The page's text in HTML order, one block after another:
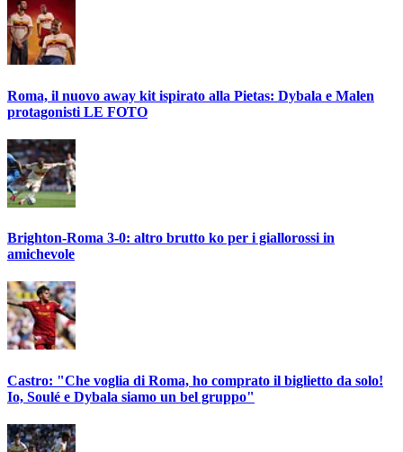
Roma, il nuovo away kit ispirato alla Pietas: Dybala e Malen
protagonisti LE FOTO
Brighton-Roma 3-0: altro brutto ko per i giallorossi in
amichevole
Castro: "Che voglia di Roma, ho comprato il biglietto da solo!
Io, Soulé e Dybala siamo un bel gruppo"